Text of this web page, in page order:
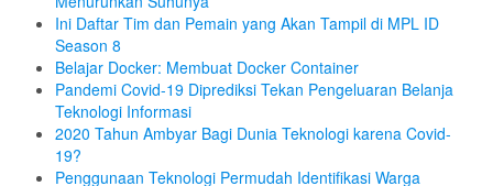
Ini Daftar Tim dan Pemain yang Akan Tampil di MPL ID
Season 8
Belajar Docker: Membuat Docker Container
Pandemi Covid-19 Diprediksi Tekan Pengeluaran Belanja
Teknologi Informasi
2020 Tahun Ambyar Bagi Dunia Teknologi karena Covid-
19?
Penggunaan Teknologi Permudah Identifikasi Warga